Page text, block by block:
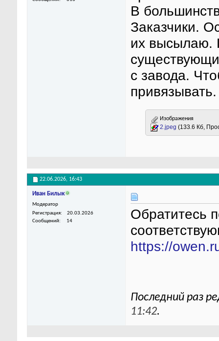
В
Заказчики.
их высылаю.
с завода.
привязывать.
Изображения
2.jpeg (133.6 Кб,
22.06.2026, 16:43
Иван Билык
Модератор
Регистрация
20.03.2026
Сообщений
14
Обратитесь
https://
Последний раз
11:42.